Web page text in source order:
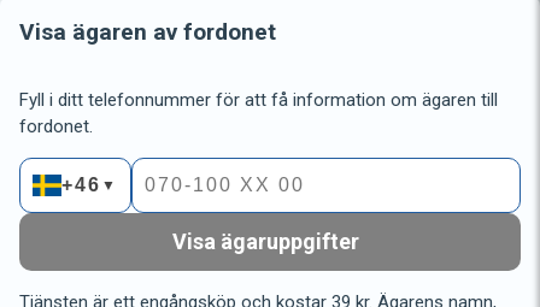
Visa ägaren av fordonet
Fyll i ditt telefonnummer för att få information om ägaren till
fordonet.
+46 ▼
Visa ägaruppgifter
Tjänsten är ett engångsköp och kostar 39 kr. Ägarens namn,